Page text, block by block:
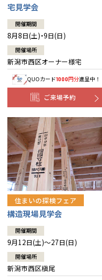
宅見学会
開催期間
8月8日(土)・9日(日)
開催場所
新潟市西区オーナー様宅
QUOカード1000円分進呈中！
ご来場予約
住まいの探検フェア
構造現場見学会
開催期間
9月12日(土)～27日(日)
開催場所
新潟市西区槇尾